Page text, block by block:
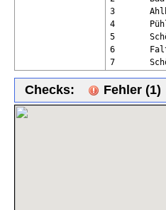
3	Ahlbrecht, Sarah 	OLG Regensburg 	70:45 	80.21
4	Pühl, Anne 	OLG Regensburg 	73:26 	77.28
5	Schöps, Vanessa 	OLV Landshut 	76:54 	73.80
6	Faltejsková, Laura 	SV Mietraching 	83:14 	68.18
Checks: Fehler (1)